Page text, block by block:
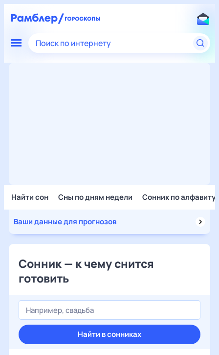
Поиск по интернету
Найти сон Сны по дням недели Сонник по алфавиту
Ваши данные для прогнозов
Сонник — к чему снится
готовить
Найти в сонниках